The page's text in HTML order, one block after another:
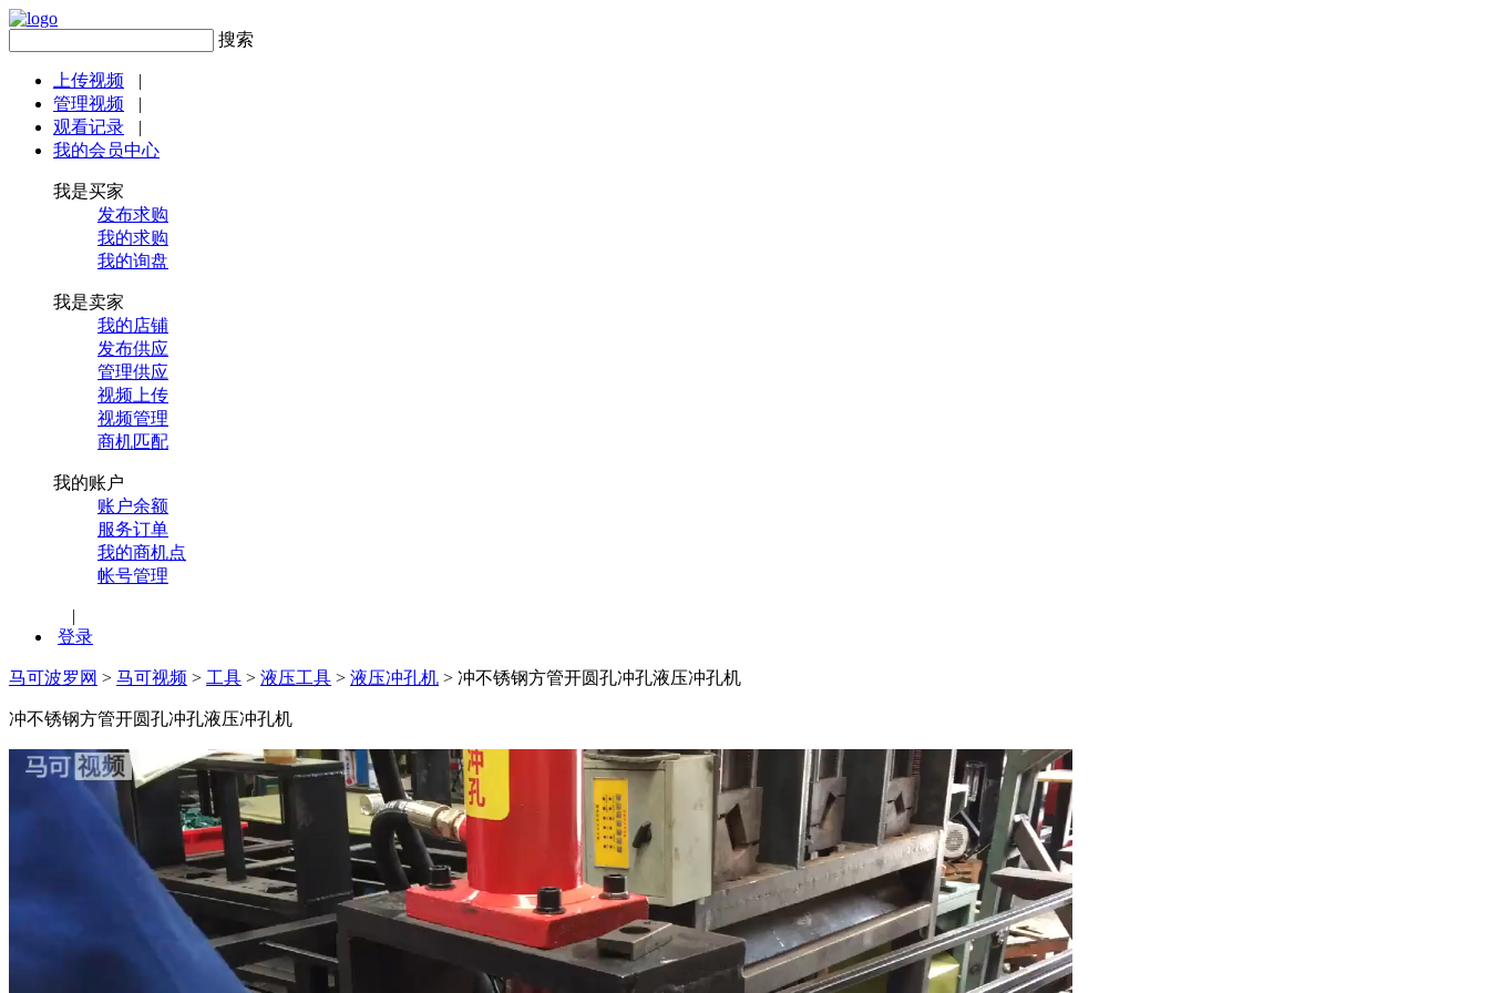
搜索
上传视频
|
管理视频
|
观看记录
|
我的会员中心
我是买家
发布求购
我的求购
我的询盘
我是卖家
我的店铺
发布供应
管理供应
视频上传
视频管理
商机匹配
我的账户
账户余额
服务订单
我的商机点
帐号管理
|
登录
马可波罗网 > 马可视频 > 工具 > 液压工具 > 液压冲孔机 > 冲不锈钢方管开圆孔冲孔液压冲孔机
冲不锈钢方管开圆孔冲孔液压冲孔机